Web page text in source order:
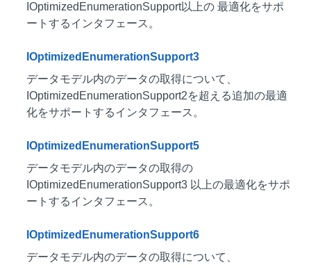
IOptimizedEnumerationSupport以上の 最適化をサポ
ートするインタフェース。
IOptimizedEnumerationSupport3
データモデル内のデータの取得について、
IOptimizedEnumerationSupport2を超える追加の最適
化をサポートするインタフェース。
IOptimizedEnumerationSupport5
データモデル内のデータの取得の
IOptimizedEnumerationSupport3 以上の最適化をサポ
ートするインタフェース。
IOptimizedEnumerationSupport6
データモデル内のデータの取得について、